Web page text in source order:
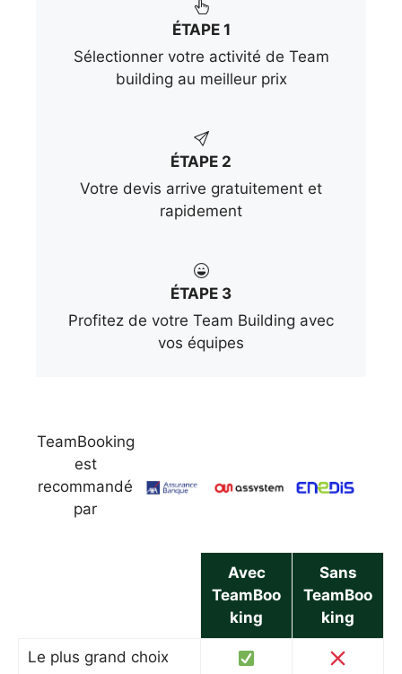
ÉTAPE 1
Sélectionner votre activité de Team
building au meilleur prix
ÉTAPE 2
Votre devis arrive gratuitement et
rapidement
ÉTAPE 3
Profitez de votre Team Building avec
vos équipes
TeamBooking
est
recommandé
par
Avec
TeamBoo
king
Sans
TeamBoo
king
Le plus grand choix